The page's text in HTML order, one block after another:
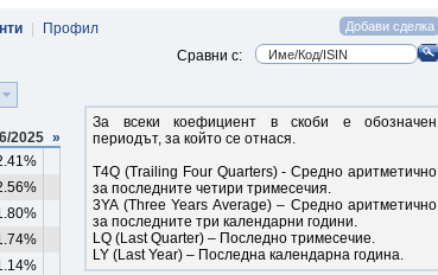
Профил
Сравни с:
6/2025 »
За всеки коефициент в скоби е обозначен
периодът, за който се отнася.
T4Q (Trailing Four Quarters) - Средно аритметично
за последните четири тримесечия.
3YA (Three Years Average) – Средно аритметично
за последните три календарни години.
LQ (Last Quarter) – Последно тримесечие.
LY (Last Year) – Последна календарна година.